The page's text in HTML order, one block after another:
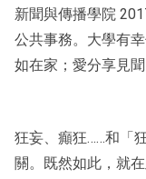
新聞與傳播學院
公共事務。大學有
如在家；愛分享見
狂妄、癲狂……和「
關。既然如此，就